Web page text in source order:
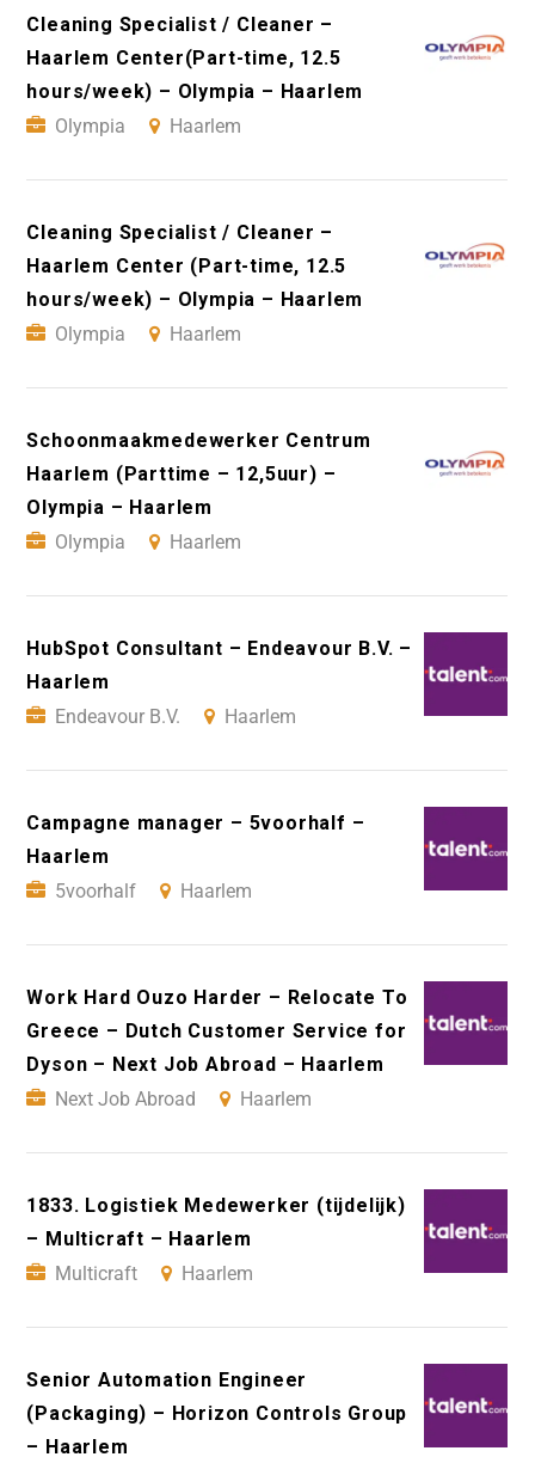
Cleaning Specialist / Cleaner –
Haarlem Center(Part-time, 12.5
hours/week) – Olympia – Haarlem
Olympia
Haarlem
Cleaning Specialist / Cleaner –
Haarlem Center (Part-time, 12.5
hours/week) – Olympia – Haarlem
Olympia
Haarlem
Schoonmaakmedewerker Centrum
Haarlem (Parttime – 12,5uur) –
Olympia – Haarlem
Olympia
Haarlem
HubSpot Consultant – Endeavour B.V. –
Haarlem
Endeavour B.V.
Haarlem
Campagne manager – 5voorhalf –
Haarlem
5voorhalf
Haarlem
Work Hard Ouzo Harder – Relocate To
Greece – Dutch Customer Service for
Dyson – Next Job Abroad – Haarlem
Next Job Abroad
Haarlem
1833. Logistiek Medewerker (tijdelijk)
– Multicraft – Haarlem
Multicraft
Haarlem
Senior Automation Engineer
(Packaging) – Horizon Controls Group
– Haarlem